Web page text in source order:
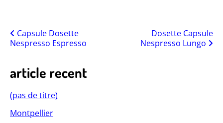
Posts
Capsule Dosette
Nespresso Espresso
Dosette Capsule
Nespresso Lungo
article recent
(pas de titre)
Montpellier